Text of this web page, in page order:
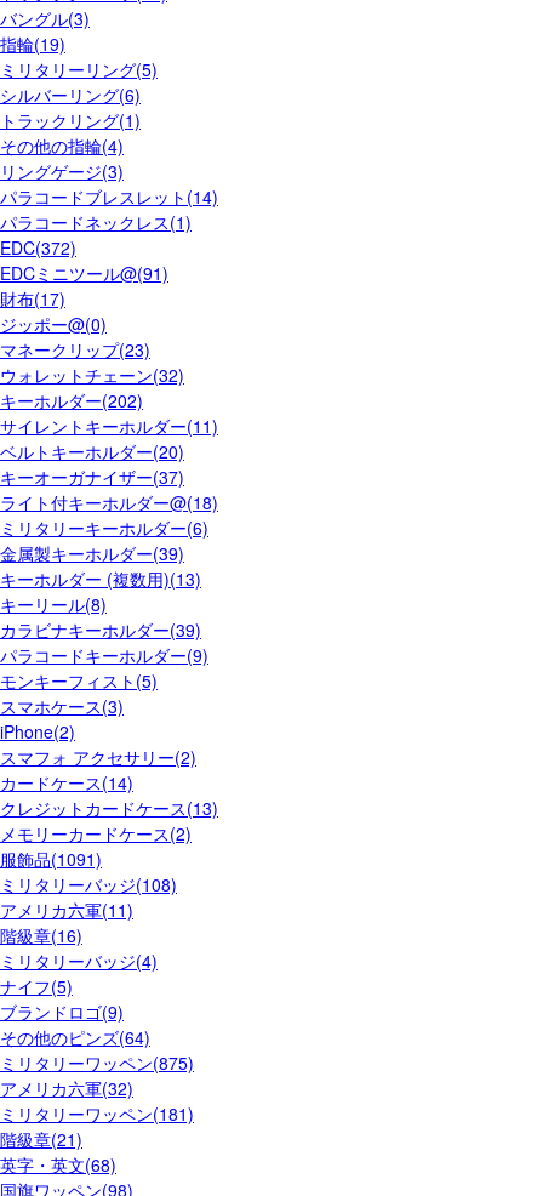
バングル(3)
指輪(19)
ミリタリーリング(5)
シルバーリング(6)
トラックリング(1)
その他の指輪(4)
リングゲージ(3)
パラコードブレスレット(14)
パラコードネックレス(1)
EDC(372)
EDCミニツール@(91)
財布(17)
ジッポー@(0)
マネークリップ(23)
ウォレットチェーン(32)
キーホルダー(202)
サイレントキーホルダー(11)
ベルトキーホルダー(20)
キーオーガナイザー(37)
ライト付キーホルダー@(18)
ミリタリーキーホルダー(6)
金属製キーホルダー(39)
キーホルダー (複数用)(13)
キーリール(8)
カラビナキーホルダー(39)
パラコードキーホルダー(9)
モンキーフィスト(5)
スマホケース(3)
iPhone(2)
スマフォ アクセサリー(2)
カードケース(14)
クレジットカードケース(13)
メモリーカードケース(2)
服飾品(1091)
ミリタリーバッジ(108)
アメリカ六軍(11)
階級章(16)
ミリタリーバッジ(4)
ナイフ(5)
ブランドロゴ(9)
その他のピンズ(64)
ミリタリーワッペン(875)
アメリカ六軍(32)
ミリタリーワッペン(181)
階級章(21)
英字・英文(68)
国旗ワッペン(98)